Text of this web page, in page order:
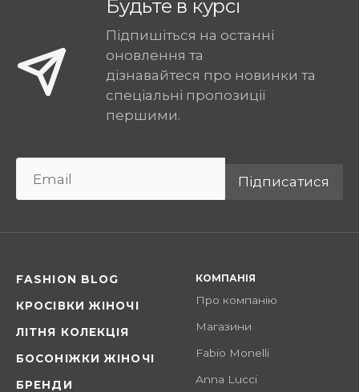
Будьте в курсі
Підпишіться на останні
оновлення та
дізнавайтеся про новинки та
спеціальні пропозиції
першими.
Підписатися
FASHION BLOG
КРОСІВКИ ЖІНОЧІ
ЛІТНЯ КОЛЕКЦІЯ
БОСОНІЖКИ ЖІНОЧІ
БРЕНДИ
КОМПАНІЯ
Про компанію
Магазини
Fabio Monelli
Anna Lucci